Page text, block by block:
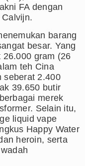
Kepala Daerah
FA dengan
barang
besar. Yang
gram (26
teh Cina
seberat 2.400
39.650 butir
merek
Selain itu,
liquid vape
Happy Water
heroin, serta